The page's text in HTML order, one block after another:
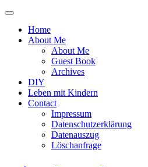
Menü
oder
ausblenden
Home
About Me
About Me
Guest Book
Archives
DIY
Leben mit Kindern
Contact
Impressum
Datenschutzerklärung
Datenauszug
Löschanfrage